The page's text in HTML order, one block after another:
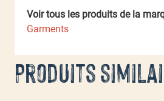
Voir tous les produits de la
Garments
Produits